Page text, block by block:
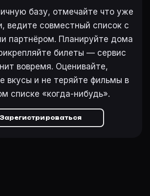
базу, отмечайте что уже
ведите совместный список с
партнёром. Планируйте дома
билеты — сервис
вовремя. Оценивайте,
вкусы и не теряйте фильмы в
списке «когда-нибудь».
Зарегистрироваться